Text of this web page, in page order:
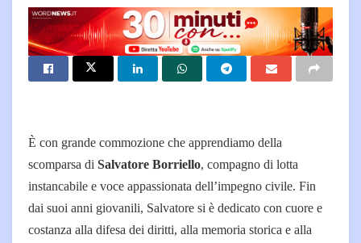
È con grande commozione che apprendiamo della
scomparsa di Salvatore Borriello, compagno di lotta
instancabile e voce appassionata dell’impegno civile. Fin
dai suoi anni giovanili, Salvatore si è dedicato con cuore e
costanza alla difesa dei diritti, alla memoria storica e alla